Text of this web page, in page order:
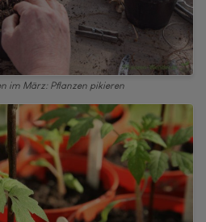
im März: Pflanzen pikieren